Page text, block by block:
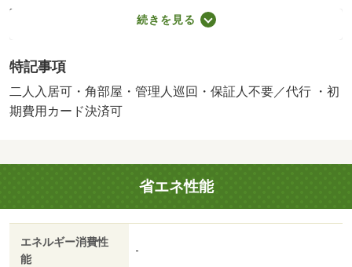
額５０％、１年毎１０，０００円（最低保証料２０，００
０円））・鍵交換代：あり１６，５００円～・管理形態／
冬も快適な室温で過ごせます！・バイク置場：なし・駐輪
場：有/クリーニング費 55000円
続きを見る
特記事項
二人入居可・角部屋・管理人巡回・保証人不要／代行 ・初
期費用カード決済可
省エネ性能
エネルギー消費性
能
-